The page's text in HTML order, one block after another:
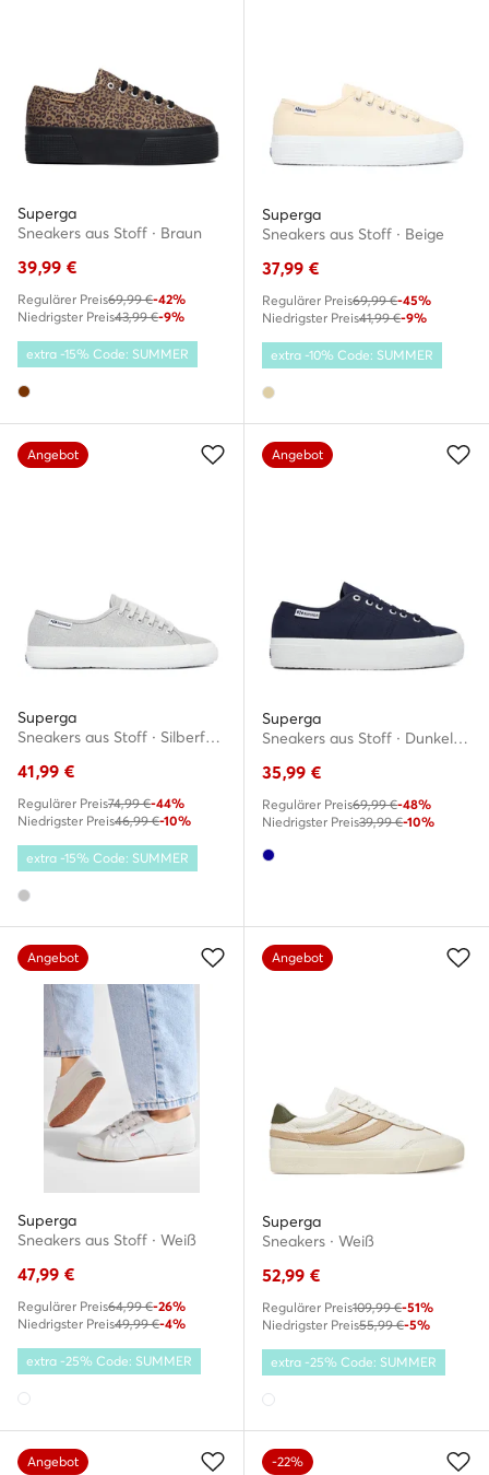
Superga
Sneakers aus Stoff · Braun
39,99 €
Regulärer Preis69,99 €-42%
Niedrigster Preis43,99 €-9%
extra -15% Code: SUMMER
Superga
Sneakers aus Stoff · Beige
37,99 €
Regulärer Preis69,99 €-45%
Niedrigster Preis41,99 €-9%
extra -10% Code: SUMMER
Angebot
Superga
Sneakers aus Stoff · Silberfarben
41,99 €
Regulärer Preis74,99 €-44%
Niedrigster Preis46,99 €-10%
extra -15% Code: SUMMER
Angebot
Superga
Sneakers aus Stoff · Dunkelblau
35,99 €
Regulärer Preis69,99 €-48%
Niedrigster Preis39,99 €-10%
Angebot
Superga
Sneakers aus Stoff · Weiß
47,99 €
Regulärer Preis64,99 €-26%
Niedrigster Preis49,99 €-4%
extra -25% Code: SUMMER
Angebot
Superga
Sneakers · Weiß
52,99 €
Regulärer Preis109,99 €-51%
Niedrigster Preis55,99 €-5%
extra -25% Code: SUMMER
Angebot -22%